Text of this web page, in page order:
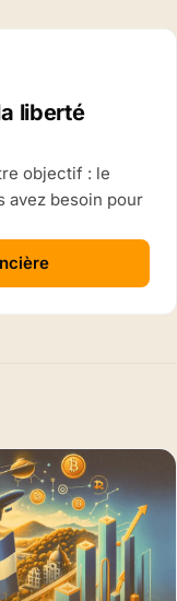
liberté
objectif : le
avez besoin pour